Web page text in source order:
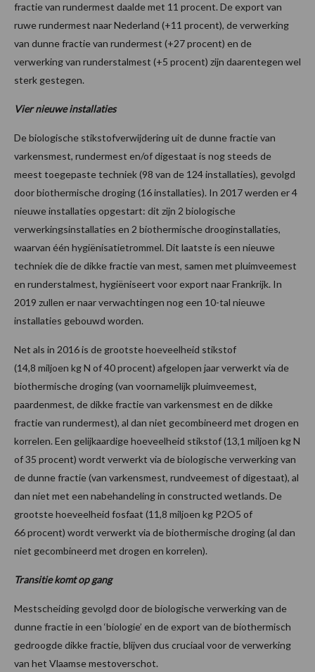
fractie van rundermest daalde met 11 procent. De export van
ruwe rundermest naar Nederland (+11 procent), de verwerking
van dunne fractie van rundermest (+27 procent) en de
verwerking van runderstalmest (+5 procent) zijn daarentegen wel
sterk gestegen.
Vier nieuwe installaties
De biologische stikstofverwijdering uit de dunne fractie van
varkensmest, rundermest en/of digestaat is nog steeds de
meest toegepaste techniek (98 van de 124 installaties), gevolgd
door biothermische droging (16 installaties). In 2017 werden er 4
nieuwe installaties opgestart: dit zijn 2 biologische
verwerkingsinstallaties en 2 biothermische drooginstallaties,
waarvan één hygiënisatietrommel. Dit laatste is een nieuwe
techniek die de dikke fractie van mest, samen met pluimveemest
en runderstalmest, hygiëniseert voor export naar Frankrijk. In
2019 zullen er naar verwachtingen nog een 10-tal nieuwe
installaties gebouwd worden.
Net als in 2016 is de grootste hoeveelheid stikstof
(14,8 miljoen kg N of 40 procent) afgelopen jaar verwerkt via de
biothermische droging (van voornamelijk pluimveemest,
paardenmest, de dikke fractie van varkensmest en de dikke
fractie van rundermest), al dan niet gecombineerd met drogen en
korrelen. Een gelijkaardige hoeveelheid stikstof (13,1 miljoen kg N
of 35 procent) wordt verwerkt via de biologische verwerking van
de dunne fractie (van varkensmest, rundveemest of digestaat), al
dan niet met een nabehandeling in constructed wetlands. De
grootste hoeveelheid fosfaat (11,8 miljoen kg P2O5 of
66 procent) wordt verwerkt via de biothermische droging (al dan
niet gecombineerd met drogen en korrelen).
Transitie komt op gang
Mestscheiding gevolgd door de biologische verwerking van de
dunne fractie in een ‘biologie’ en de export van de biothermisch
gedroogde dikke fractie, blijven dus cruciaal voor de verwerking
van het Vlaamse mestoverschot.